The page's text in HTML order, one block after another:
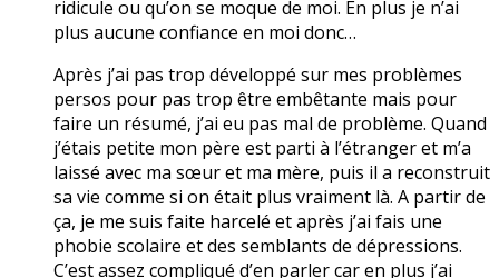
ridicule ou qu’on se moque de moi. En plus je n’ai
plus aucune confiance en moi donc…
Après j’ai pas trop développé sur mes problèmes
persos pour pas trop être embêtante mais pour
faire un résumé, j’ai eu pas mal de problème. Quand
j’étais petite mon père est parti à l’étranger et m’a
laissé avec ma sœur et ma mère, puis il a reconstruit
sa vie comme si on était plus vraiment là. A partir de
ça, je me suis faite harcelé et après j’ai fais une
phobie scolaire et des semblants de dépressions.
C’est assez compliqué d’en parler car en plus j’ai